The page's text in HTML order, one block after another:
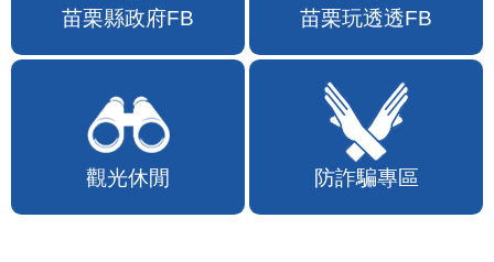
苗栗縣政府FB 苗栗玩透透FB
觀光休閒 防詐騙專區